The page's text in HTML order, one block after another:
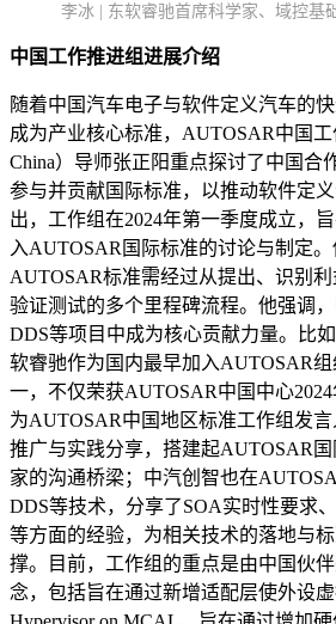
李冰 | 东软睿驰首席科学家、域控基
中国工作推进组进展介绍
随着中国汽车电子与软件定义汽车的
成为产业核心标准，AUTOSAR中国
China）导师张正阳重点探讨了中国合
参与并贡献国际标准，以推动软件定
出，工作组在2024年第一季度成立，
入AUTOSAR国际标准的讨论与制定
AUTOSAR标准需经过从提出、识别
验证测试的多个里程碑流程。他强调，
DDS等项目中成为核心贡献力量。比
软睿驰作为国内最早加入AUTOSAR
一，不仅荣获AUTOSAR中国中心
为AUTOSAR中国地区标准工作组发
推广与实践分享，搭建起AUTOSAR
家的沟通桥梁；中汽创智也在
DDS等技术，分享了SOA实时性要求
等方面的经验，为相关技术的落地与
撑。目前，工作组的重点是由中国伙
念，包括旨在通过新增适配层使外设